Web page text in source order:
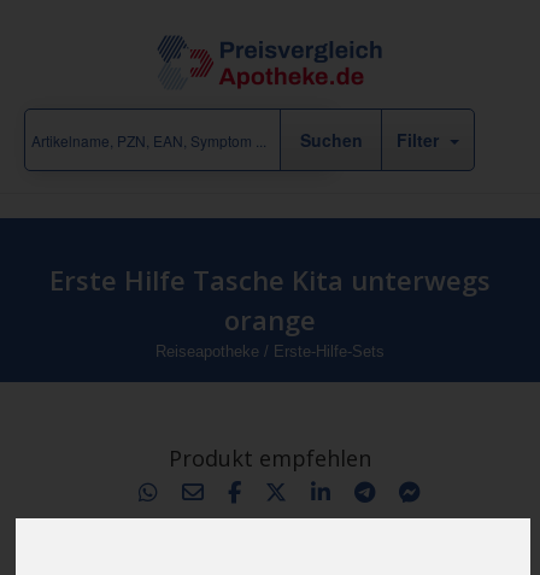
Filter
Erste Hilfe Tasche Kita unterwegs
orange
Reiseapotheke / Erste-Hilfe-Sets
Produkt empfehlen